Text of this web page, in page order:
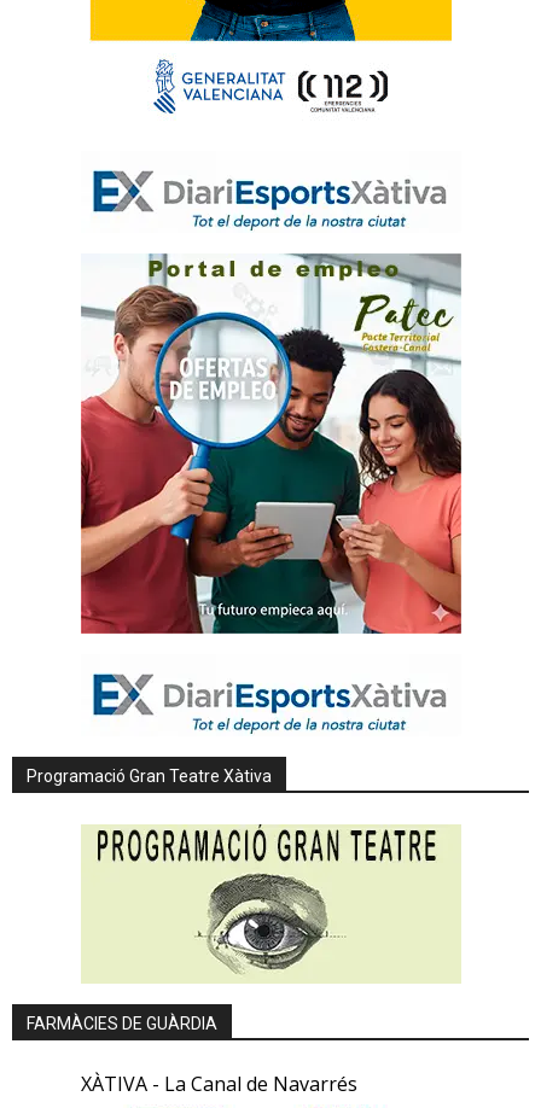
Programació Gran Teatre Xàtiva
FARMÀCIES DE GUÀRDIA
XÀTIVA - La Canal de Navarrés